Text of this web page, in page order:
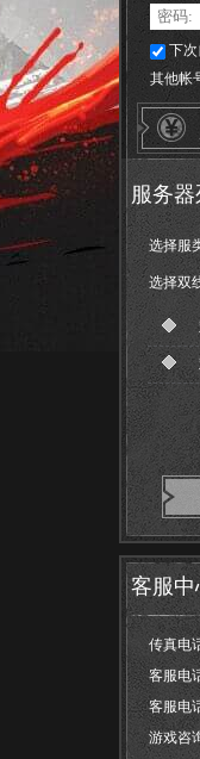
下
其他帐
服务
选择服
选择双
客服中
传真电
客服电
客服电
游戏咨